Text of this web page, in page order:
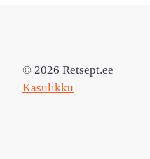
© 2026 Retsept.ee
Kasulikku